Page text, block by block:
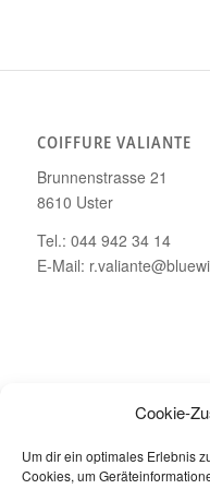
Cookie-
Um dir ein optimales Erlebnis
Cookies, um
COIFFURE VALIANTE
Brunnenstrasse 21
8610 Uster
Tel.: 044 942 34 14
E-Mail:
Dienstag bis Freitag: